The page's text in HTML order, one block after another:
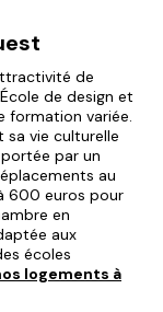
de
de design et
formation variée.
sa vie culturelle
par un
au
600 euros pour
en
aux
écoles
logements à